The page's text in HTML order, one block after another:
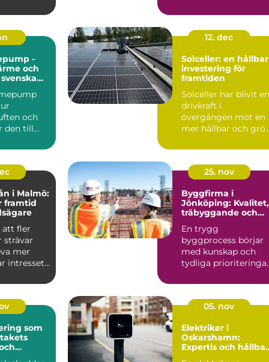
byggar...
d med ...
-
och
och
den till
12. dec
Solceller: en hållbar
investering för
framtiden
Solceller har blivit en
drivkraft i
övergången mot en
mer hållbar och
i Malmö:
framtid
att fler
strävar
mer
intresset
25. nov
Byggfirma i
Jönköping: Kvalitet,
träbyggande och
En trygg
byggprocess börjar
med kunskap och
tydliga
som
05. nov
Elektriker i
Oskarshamn:
Expertis och